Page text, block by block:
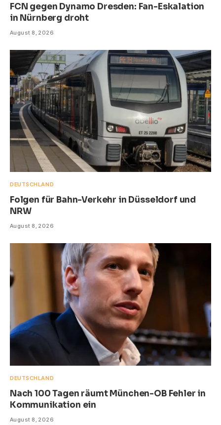
FCN gegen Dynamo Dresden: Fan-Eskalation
in Nürnberg droht
August 8, 2026
DEUTSCHLAND
Folgen für Bahn-Verkehr in Düsseldorf und
NRW
August 8, 2026
DEUTSCHLAND
Nach 100 Tagen räumt München-OB Fehler in
Kommunikation ein
August 8, 2026